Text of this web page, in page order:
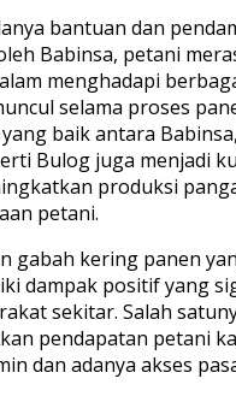
bantuan dan
Babinsa, petani
menghadapi
selama proses
baik antara
Bulog juga menjadi
produksi
petani.
gabah kering panen
dampak positif yang
sekitar. Salah
pendapatan petani
dan adanya akses